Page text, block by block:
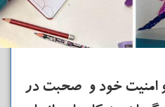
امنیت خود و صحبت در